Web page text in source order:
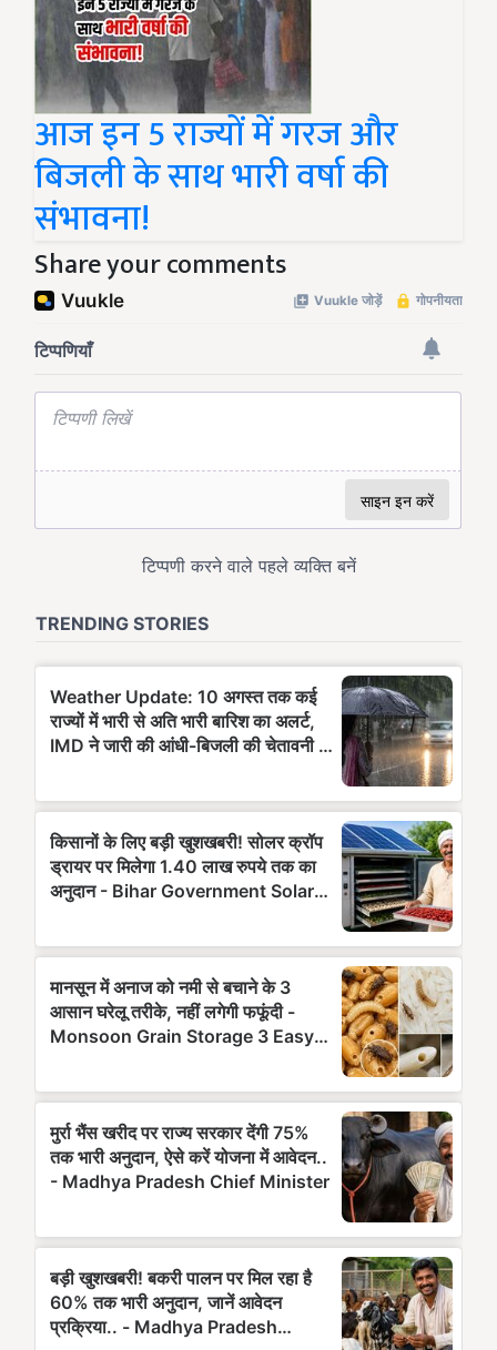
आज इन 5 राज्यों में गरज और
बिजली के साथ भारी वर्षा की
संभावना!
Share your comments